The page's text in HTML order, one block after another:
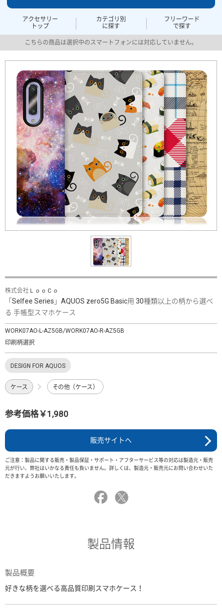
アクセサリー
トップ
カテゴリ別
に探す
フリーワード
で探す
こちらの商品は選択中のスマートフォンには対応していません。
株式会社ＬｏｏＣｏ
「Selfee Series」AQUOS zero5G Basic用 30種類以上の柄から選べ
る 手帳型スマホケース
WORK07AO-L-AZ5GB/WORK07AO-R-AZ5GB
印刷柄選択
DESIGN FOR AQUOS
ケース その他（ケース）
参考価格￥1,980
販売サイトへ
ご注意：製品に関する販売・製品保証・サポート・アフターサービス等の対応は製造元・販売
元が行い、弊社はいかなる責任も負いません。詳しくは、製造元・販売元にお問い合わせいた
だきますようお願いいたします。
製品情報
製品概要
好きな柄を選べる高品質印刷スマホケース！